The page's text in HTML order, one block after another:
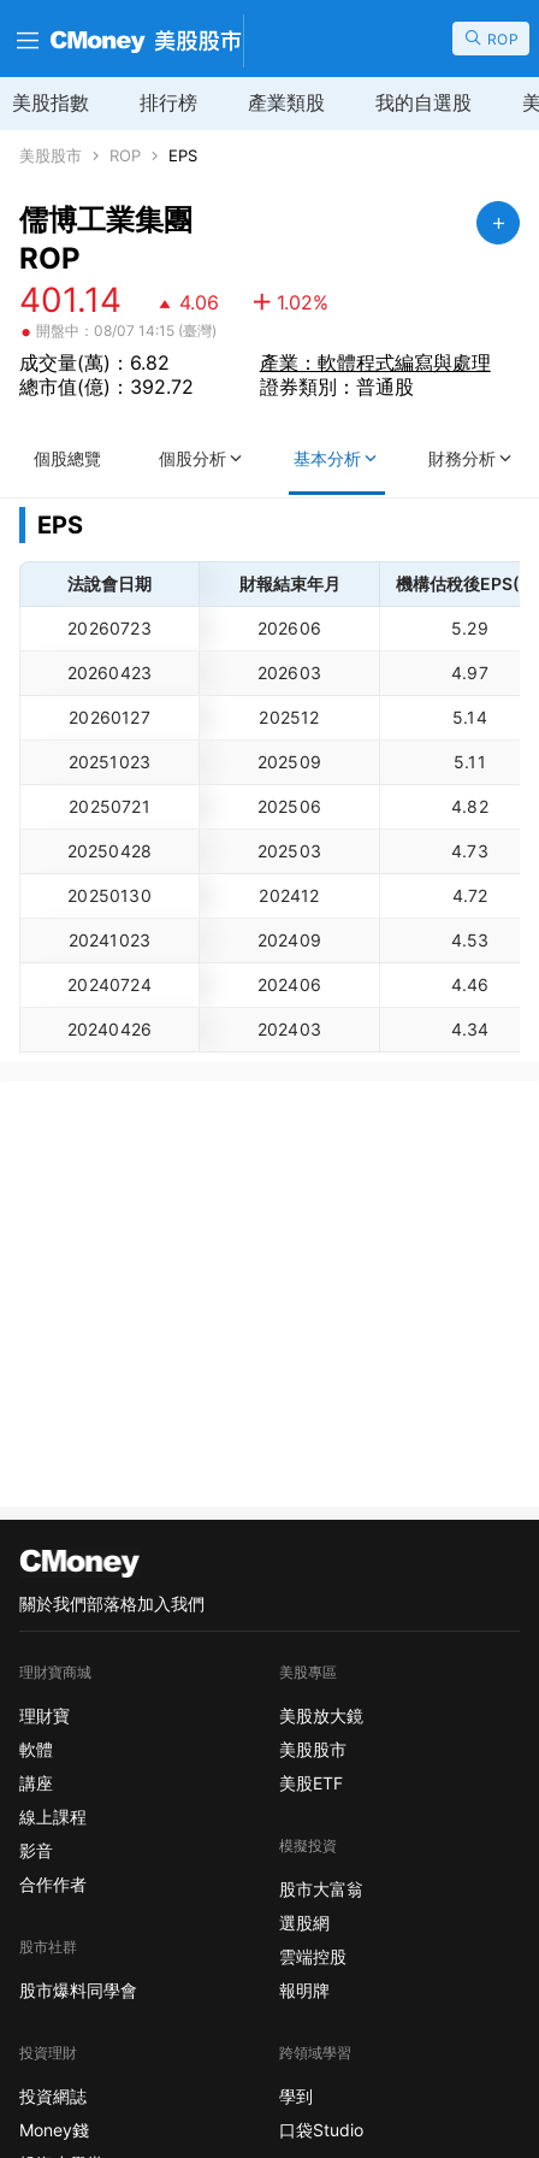
ROP
美股指數 排行榜 產業類股 我的自選股
美股股市 ROP EPS
儒博工業集團
ROP
401.14 4.06 1.02%
• 開盤中：08/07 14:15 (臺灣)
成交量(萬)：6.82
總市值(億)：392.72
產業：軟體程式編寫與處理
證券類別：普通股
個股總覽 個股分析 基本分析 財務分析
EPS
法說會日期 財報結束年月 機構估稅後EPS(
20260723 202606 5.29
20260423 202603 4.97
20260127 202512 5.14
20251023 202509 5.11
20250721 202506 4.82
20250428 202503 4.73
20250130 202412 4.72
20241023 202409 4.53
20240724 202406 4.46
20240426 202403 4.34
關於我們部落格加入我們
理財寶商城
理財寶
軟體
講座
線上課程
影音
合作作者
股市社群
股市爆料同學會
投資理財
投資網誌
Money錢
美股專區
美股放大鏡
美股股市
美股ETF
模擬投資
股市大富翁
選股網
雲端控股
報明牌
跨領域學習
學到
口袋Studio